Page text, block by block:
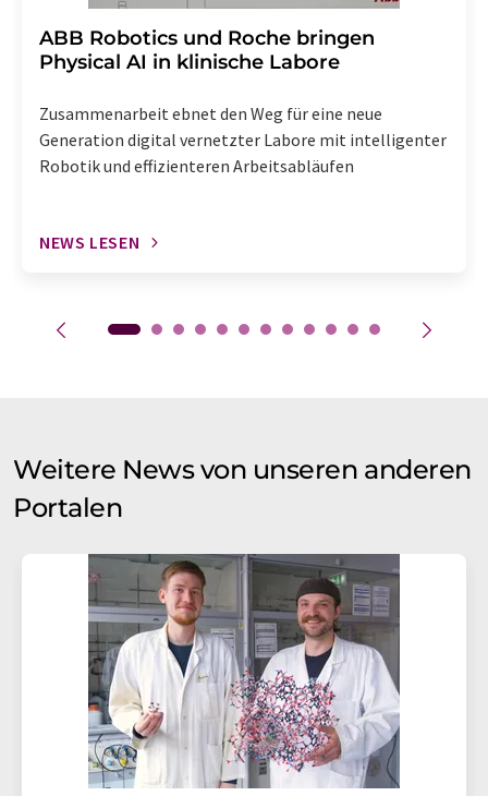
​​​​​​​ABB Robotics und Roche bringen
Physical AI in klinische Labore
Zusammenarbeit ebnet den Weg für eine neue
Generation digital vernetzter Labore mit intelligenter
Robotik und effizienteren Arbeitsabläufen
NEWS LESEN
Weitere News von unseren anderen
Portalen